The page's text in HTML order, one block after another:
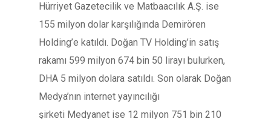
Hürriyet Gazetecilik ve Matbaacılık A.Ş. ise
155 milyon dolar karşılığında Demirören
Holding’e katıldı. Doğan TV Holding’in satış
rakamı 599 milyon 674 bin 50 lirayı bulurken,
DHA 5 milyon dolara satıldı. Son olarak Doğan
Medya’nın internet yayıncılığı
şirketi Medyanet ise 12 milyon 751 bin 210